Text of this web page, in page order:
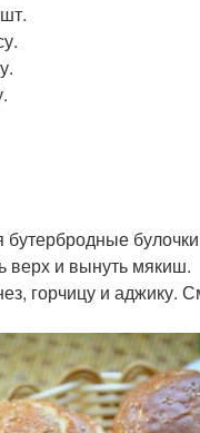
верх и вынуть мякиш.
горчицу и аджику.